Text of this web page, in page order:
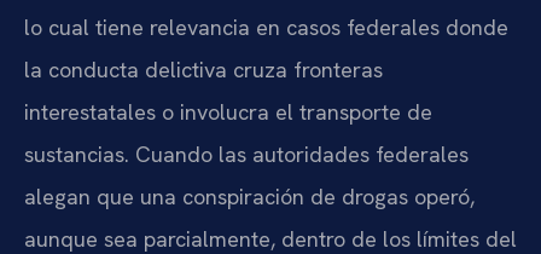
lo cual tiene relevancia en casos federales donde
la conducta delictiva cruza fronteras
interestatales o involucra el transporte de
sustancias. Cuando las autoridades federales
alegan que una conspiración de drogas operó,
aunque sea parcialmente, dentro de los límites del